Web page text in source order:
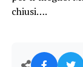
chiusi….